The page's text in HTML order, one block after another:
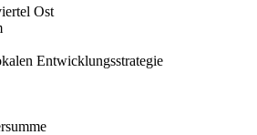
Ost
Entwicklungsstrategie